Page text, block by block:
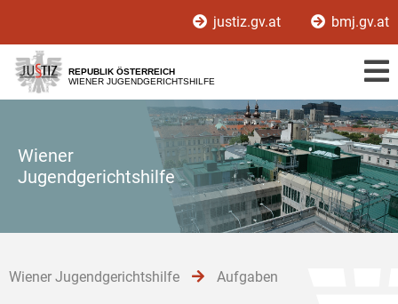
[1]
[2]
[3]
justiz.gv.at bmj.gv.at
REPUBLIK ÖSTERREICH
WIENER JUGENDGERICHTSHILFE
Wiener
Jugendgerichtshilfe
Wiener Jugendgerichtshilfe Aufgaben